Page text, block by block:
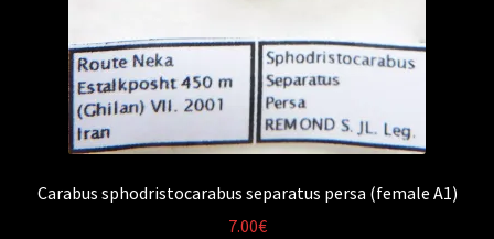
Carabus sphodristocarabus separatus persa (female A1)
7.00€